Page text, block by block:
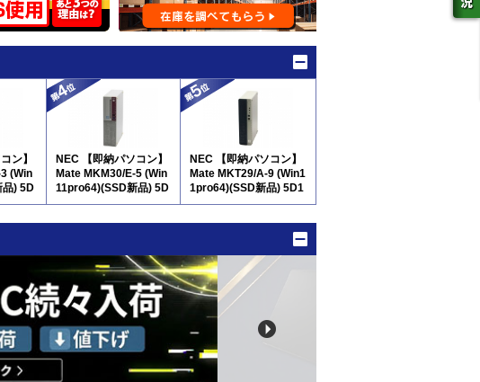
ン】
(Win
) 5D
NEC 【即納パソコン】
Mate MKM30/E-5 (Win
11pro64)(SSD新品) 5D
9
NEC 【即納パソコン】
Mate MKT29/A-9 (Win1
1pro64)(SSD新品) 5D1
0